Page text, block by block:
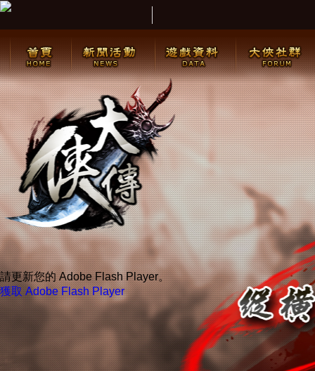
請更新您的 Adobe Flash Player。
獲取 Adobe Flash Player